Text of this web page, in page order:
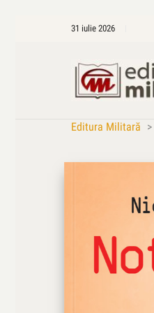
31 iulie 2026
Editura Militară >